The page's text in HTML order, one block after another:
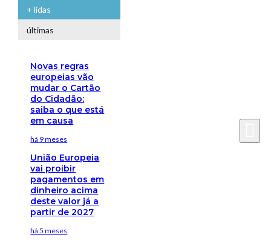
+ lidas
últimas
Novas regras
europeias vão
mudar o Cartão
do Cidadão:
saiba o que está
em causa
há 9 meses
União Europeia
vai proibir
pagamentos em
dinheiro acima
deste valor já a
partir de 2027
há 5 meses